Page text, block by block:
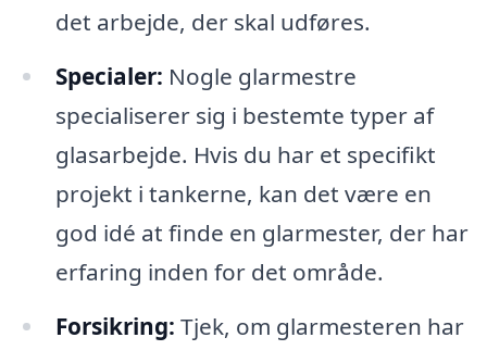
det arbejde, der skal udføres.
Specialer: Nogle glarmestre
specialiserer sig i bestemte typer af
glasarbejde. Hvis du har et specifikt
projekt i tankerne, kan det være en
god idé at finde en glarmester, der har
erfaring inden for det område.
Forsikring: Tjek, om glarmesteren har